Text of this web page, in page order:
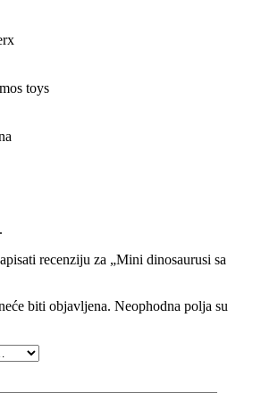
toys
recenziju za „Mini dinosaurusi sa
biti objavljena. Neophodna polja su